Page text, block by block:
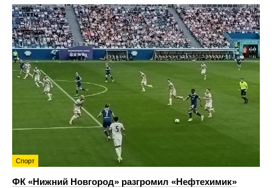
Спорт
ФК «Нижний Новгород» разгромил «Нефтехимик»